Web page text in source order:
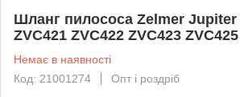
Шланг пилососа Zelmer Jupiter
ZVC421 ZVC422 ZVC423
Немає в наявності
Код: 21001274
Опт і роздріб